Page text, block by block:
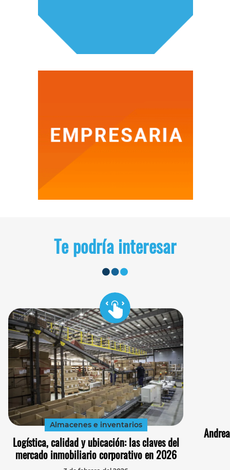
Te podría interesar
Almacenes e inventarios
Logística, calidad y ubicación: las claves del
mercado inmobiliario corporativo en 2026